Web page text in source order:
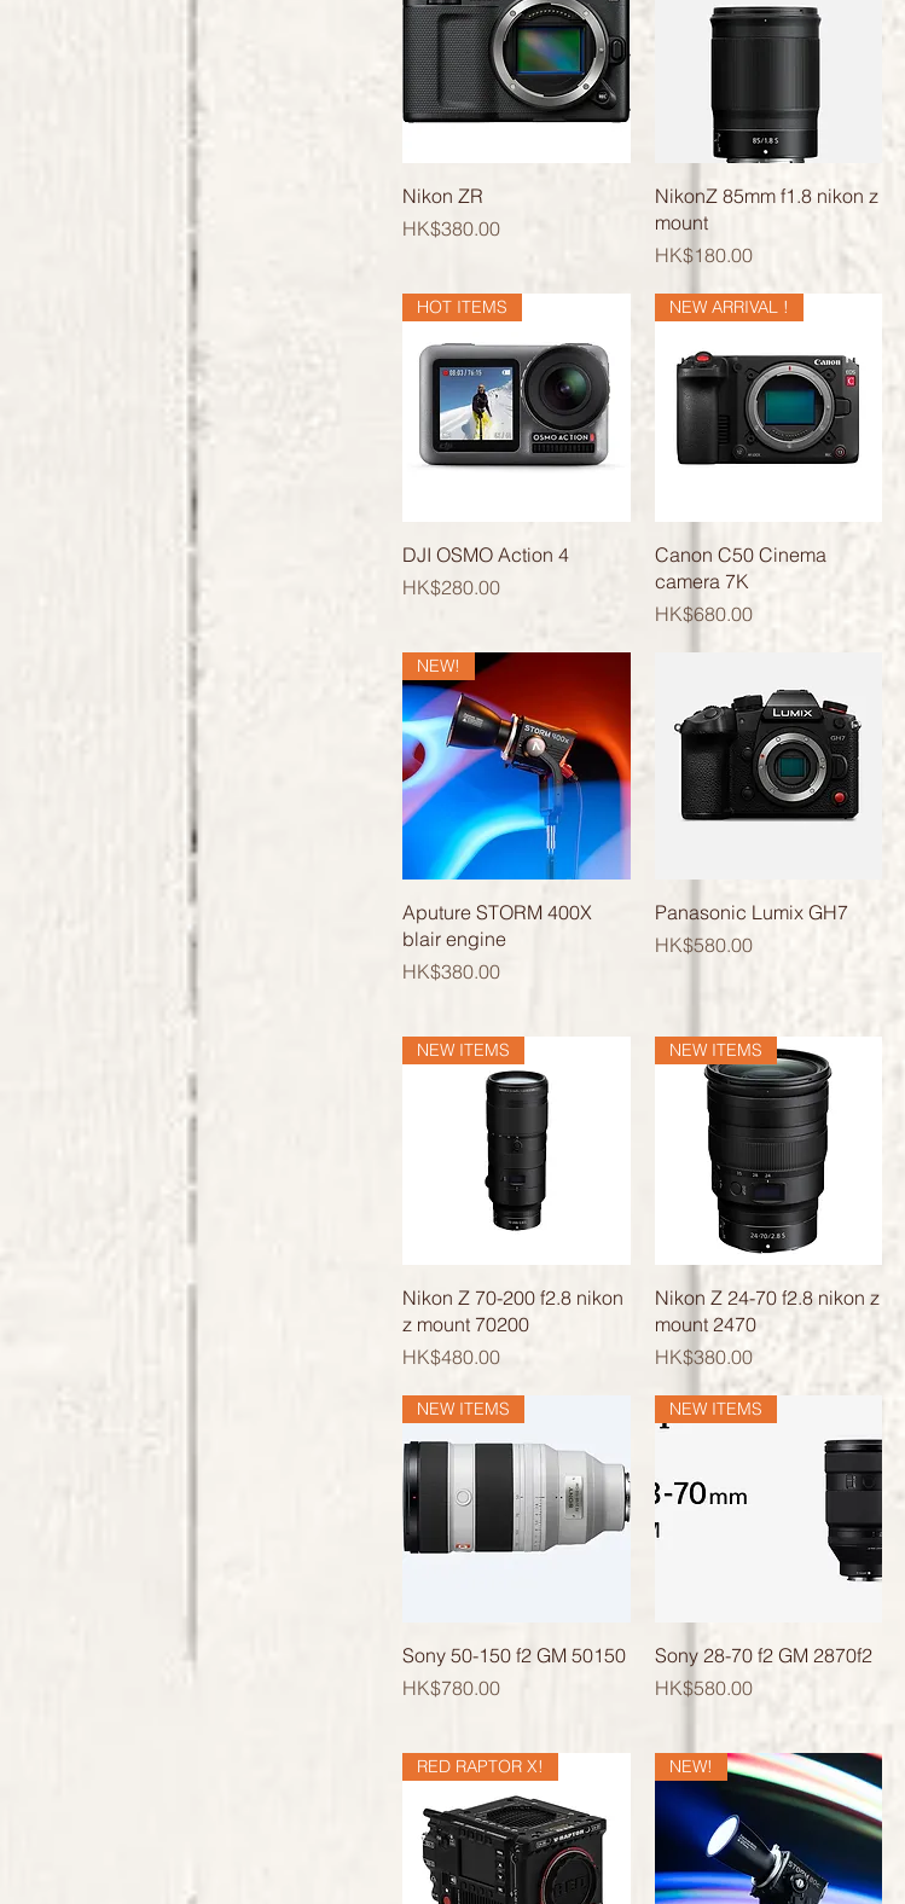
Nikon ZR
價格
HK$380.00
快速瀏覽
NikonZ 85mm f1.8 nikon z
mount
價格
HK$180.00
快速瀏覽
HOT ITEMS
DJI OSMO Action 4
價格
HK$280.00
快速瀏覽
NEW ARRIVAL !
Canon C50 Cinema
camera 7K
價格
HK$680.00
快速瀏覽
NEW!
Aputure STORM 400X
blair engine
價格
HK$380.00
快速瀏覽
Panasonic Lumix GH7
價格
HK$580.00
快速瀏覽
NEW ITEMS
Nikon Z 70-200 f2.8 nikon
z mount 70200
價格
HK$480.00
快速瀏覽
NEW ITEMS
Nikon Z 24-70 f2.8 nikon z
mount 2470
價格
HK$380.00
快速瀏覽
NEW ITEMS
Sony 50-150 f2 GM 50150
價格
HK$780.00
快速瀏覽
NEW ITEMS
Sony 28-70 f2 GM 2870f2
價格
HK$580.00
RED RAPTOR X! NEW!